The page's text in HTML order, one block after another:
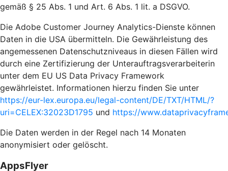
gemäß § 25 Abs. 1 und Art. 6 Abs. 1 lit. a DSGVO.
Die Adobe Customer Journey Analytics-Dienste können
Daten in die USA übermitteln. Die Gewährleistung des
angemessenen Datenschutzniveaus in diesen Fällen wird
durch eine Zertifizierung der Unterauftragsverarbeiterin
unter dem EU US Data Privacy Framework
gewährleistet. Informationen hierzu finden Sie unter
https://eur-lex.europa.eu/legal-content/DE/TXT/HTML/?
uri=CELEX:32023D1795 und https://
Die Daten werden in der Regel nach 14 Monaten
anonymisiert oder gelöscht.
AppsFlyer